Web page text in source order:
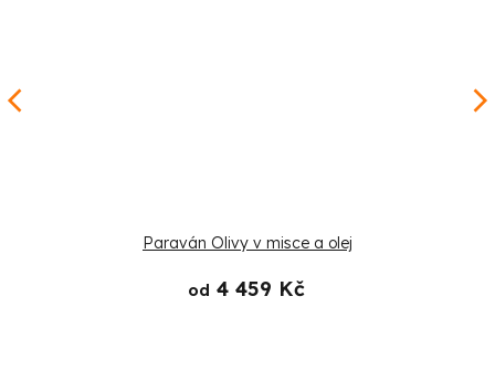
Paraván Olivy v misce a olej
od 4 459 Kč